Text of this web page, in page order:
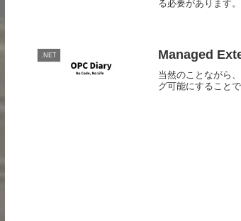
る必要があります。
.NET Managed
当然のことながら
グ可能にすること